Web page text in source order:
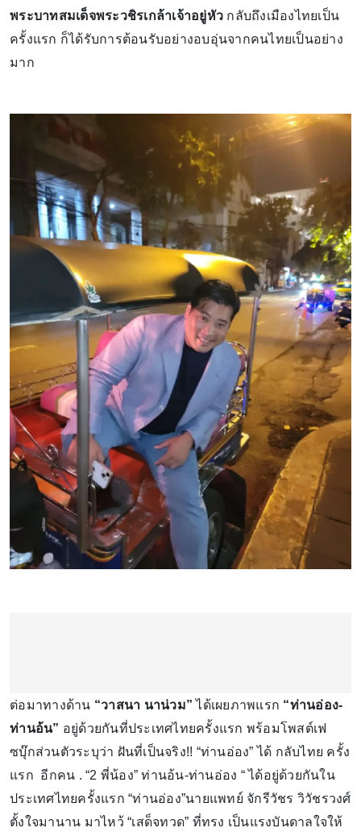
พระบาทสมเด็จพระวชิรเกล้าเจ้าอยู่หัว กลับถึงเมืองไทยเป็น
ครั้งแรก ก็ได้รับการต้อนรับอย่างอบอุ่นจากคนไทยเป็นอย่าง
มาก
ต่อมาทางด้าน “วาสนา นาน่วม” ได้เผยภาพแรก “ท่านอ่อง-
ท่านอ้น” อยู่ด้วยกันที่ประเทศไทยครั้งแรก พร้อมโพสต์เฟ
ซบุ๊กส่วนตัวระบุว่า ฝันที่เป็นจริง!! “ท่านอ่อง” ได้ กลับไทย ครั้ง
แรก อีกคน . “2 พี่น้อง” ท่านอ้น-ท่านอ่อง “ ได้อยู่ด้วยกันใน
ประเทศไทยครั้งแรก “ท่านอ่อง”นายแพทย์ จักรีวัชร วิวัชรวงศ์
ตั้งใจมานาน มาไหว้ “เสด็จทวด” ที่ทรง เป็นแรงบันดาลใจให้